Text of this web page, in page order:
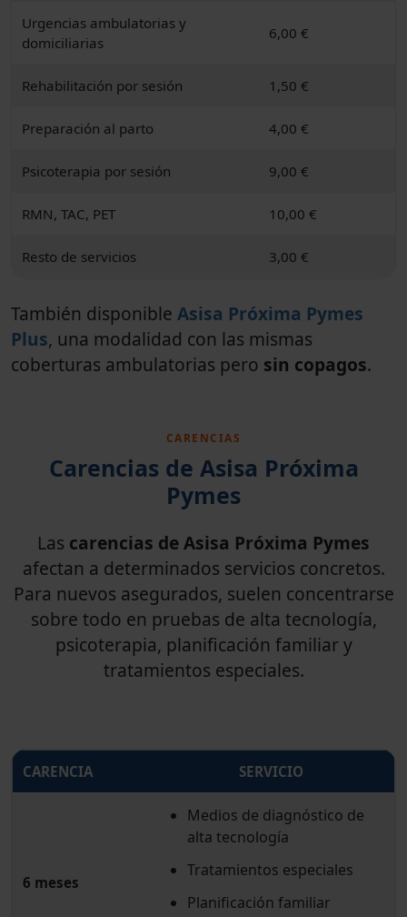
Urgencias ambulatorias y
domiciliarias
6,00 €
Rehabilitación por sesión 1,50 €
Preparación al parto 4,00 €
Psicoterapia por sesión 9,00 €
RMN, TAC, PET 10,00 €
Resto de servicios 3,00 €
También disponible Asisa Próxima Pymes
Plus, una modalidad con las mismas
coberturas ambulatorias pero sin copagos.
CARENCIAS
Carencias de Asisa Próxima
Pymes
Las carencias de Asisa Próxima Pymes
afectan a determinados servicios concretos.
Para nuevos asegurados, suelen concentrarse
sobre todo en pruebas de alta tecnología,
psicoterapia, planificación familiar y
tratamientos especiales.
CARENCIA SERVICIO
6 meses
Medios de diagnóstico de
alta tecnología
Tratamientos especiales
Planificación familiar